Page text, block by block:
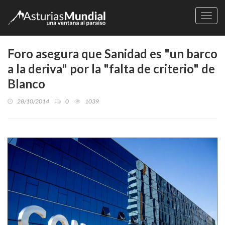
Foro asegura que Sanidad es "un barco
a la deriva" por la "falta de criterio" de
Blanco
28/10/2014 0 1039